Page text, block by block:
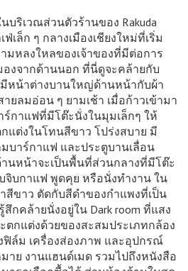
วณส่วนตัวร้านของ Rakuda
ฟ่เล็ก ๆ กลางเมืองเชียงใหม่ที่เริ่ม
หลงใหลของเจ้าของที่มีต่อการ
งจากด้านนอก ที่นี่ดูจะคล้ายกับ
หน้าต่างบานใหญ่ด้านหน้ากับผ้า
ยลมอ่อน ๆ ยามเช้า เมื่อก้าวเข้ามา
กาแฟที่มีโต๊ะนั่งในมุมเล็กๆ ให้
แต่งในโทนสีขาว โปร่งสบาย มี
บาร์กาแฟ และประตูบานเลื่อน
าจะเป็นพื้นที่ส่วนกลางที่มีโต๊ะ
บกาแฟ พูดคุย หรือนั่งทำงาน ใน
ขาว ตัดกับสีดำของกำแพงที่เป็น
กคล้ายนั่งอยู่ใน Dark room ที่แสง
ตกแต่งด้วยของสะสมประเภทกล้อง
ฟิล์ม เครื่องส่องภาพ และอุปกรณ์
าย งานแฮนด์เมด รวมไปถึงหนังสือ